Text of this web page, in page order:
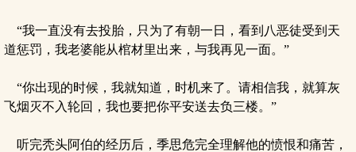
“我一直没有去投胎，只为了有朝一日，看到八恶徒受到天
道惩罚，我老婆能从棺材里出来，与我再见一面。”
“你出现的时候，我就知道，时机来了。请相信我，就算灰
飞烟灭不入轮回，我也要把你平安送去负三楼。”
听完秃头阿伯的经历后，季思危完全理解他的愤恨和痛苦，